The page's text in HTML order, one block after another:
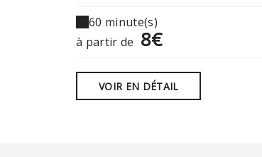
60 minute(s)
à partir de 8€
VOIR EN DÉTAIL